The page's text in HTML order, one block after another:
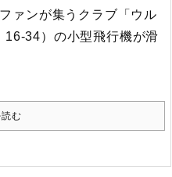
ァンが集うクラブ「ウル
16-34）の小型飛行機が滑
む